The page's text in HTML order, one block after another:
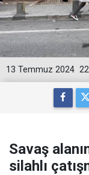
13 Temmuz 2024
Savaş
silahlı